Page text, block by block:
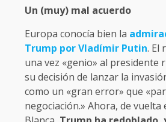
Un (muy) mal acuerdo
Europa conocía bien la
Trump por Vladímir Putin. El
una vez «genio» al presidente
su decisión de lanzar la
como un «gran error» que
negociación.» Ahora, de vuelta